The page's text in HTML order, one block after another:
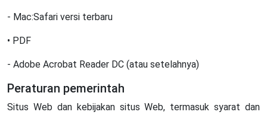
- Mac:Safari versi terbaru
• PDF
- Adobe Acrobat Reader DC (atau setelahnya)
Peraturan pemerintah
Situs Web dan kebijakan situs Web, termasuk syarat dan